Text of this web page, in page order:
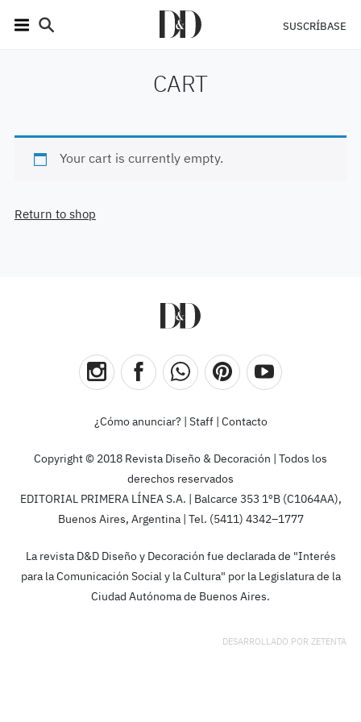
SUSCRÍBASE
CART
Your cart is currently empty.
Return to shop
¿Cómo anunciar? Staff| Contacto
Copyright © 2018 Revista Diseño & Decoración | Todos los
derechos reservados
EDITORIAL PRIMERA LÍNEA S.A. | Balcarce 353 1ºB (C1064AA),
Buenos Aires, Argentina | Tel. (5411) 4342–1777
La revista D&D Diseño y Decoración fue declarada de "Interés
para la Comunicación Social y la Cultura" por la Legislatura de la
Ciudad Autónoma de Buenos Aires.
DESARROLLADO PORZETENTA